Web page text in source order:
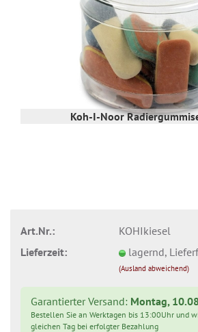
Koh-I-Noor
Art.Nr.:
KOHIkiesel
Lieferzeit:
lagernd,
(Ausland abweichend)
Garantierter Versand: Montag,
Bestellen Sie an Werktagen bis 13:00Uhr und
gleichen Tag bei erfolgter Bezahlung